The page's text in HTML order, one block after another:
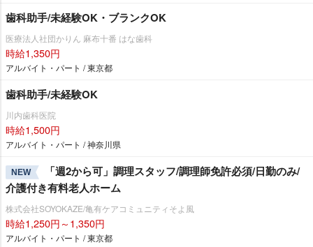
歯科助手/未経験OK・ブランクOK
医療法人社団かりん 麻布十番 はな歯科
時給1,350円
アルバイト・パート / 東京都
歯科助手/未経験OK
川内歯科医院
時給1,500円
アルバイト・パート / 神奈川県
NEW
「週2から可」調理スタッフ/調理師免許必須/日勤のみ/
介護付き有料老人ホーム
株式会社SOYOKAZE/亀有ケアコミュニティそよ風
時給1,250円～1,350円
アルバイト・パート / 東京都